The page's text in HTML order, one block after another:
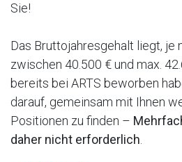
Sie!
Das Bruttojahresgehalt liegt, je
zwischen 40.500 € und max.
bereits bei ARTS beworben
darauf, gemeinsam mit Ihnen
Positionen zu finden –
daher nicht erforderlich